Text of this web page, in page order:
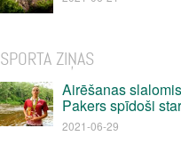
SPORTA ZIŅAS
Airēšanas
Pakers spīdoši
2021-06-29